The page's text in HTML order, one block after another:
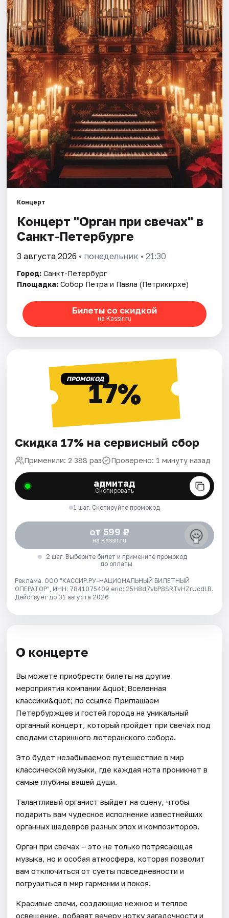
Города
Площадки
Артисты
Рейтинги
Концерт
Концерт "Орган при свечах" в
Санкт-Петербурге
3 августа 2026 • понедельник • 21:30
Город: Санкт-Петербург
Площадка: Собор Петра и Павла (Петрикирхе)
Билеты со скидкой
на Kassir.ru
ПРОМОКОД17%
Скидка 17% на сервисный сбор
Применили: 2 388 раз Проверено: 1 минуту назад
адмитад
Скопировать
1 шаг. Скопируйте промокод
от 599 ₽
на Kassir.ru
2 шаг. Выберите билет и примените промокод
до оплаты
Реклама. ООО "КАССИР.РУ-НАЦИОНАЛЬНЫЙ БИЛЕТНЫЙ
ОПЕРАТОР", ИНН: 7841075409 erid: 25H8d7vbP8SRTvHZrUcdLB.
Действует до 31 августа 2026
О концерте
Вы можете приобрести билеты на другие
мероприятия компании &quot;Вселенная
классики&quot; по ссылке Приглашаем
Петербуржцев и гостей города на уникальный
органный концерт, который пройдет при свечах под
сводами старинного лютеранского собора.
Это будет незабываемое путешествие в мир
классической музыки, где каждая нота проникнет в
самые глубины вашей души.
Талантливый органист выйдет на сцену, чтобы
подарить вам чудесное исполнение известнейших
органных шедевров разных эпох и композиторов.
Орган при свечах – это не только потрясающая
музыка, но и особая атмосфера, которая позволит
вам отключиться от суеты повседневности и
погрузиться в мир гармонии и покоя.
Красивые свечи, создающие нежное и теплое
освещение, добавят вечеру нотку загадочности и